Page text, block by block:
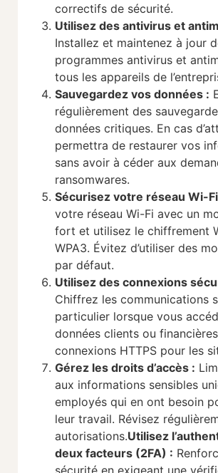
correctifs de sécurité.
Utilisez des antivirus et
Installez et maintenez à jour
programmes antivirus et
tous les appareils de
Sauvegardez vos données :
régulièrement des
données critiques. En cas
permettra de restaurer vos
sans avoir à céder aux
ransomwares.
Sécurisez votre réseau Wi-Fi
votre réseau Wi-Fi avec un
fort et utilisez le chiffrement
WPA3. Évitez d’utiliser des
par défaut.
Utilisez des connexions
Chiffrez les communications
particulier lorsque vous
données clients ou
connexions HTTPS pour les
Gérez les droits d’accès :
aux informations sensibles
employés qui en ont besoin
leur travail. Révisez
autorisations.Utilisez
deux facteurs (2FA) :
sécurité en exigeant une